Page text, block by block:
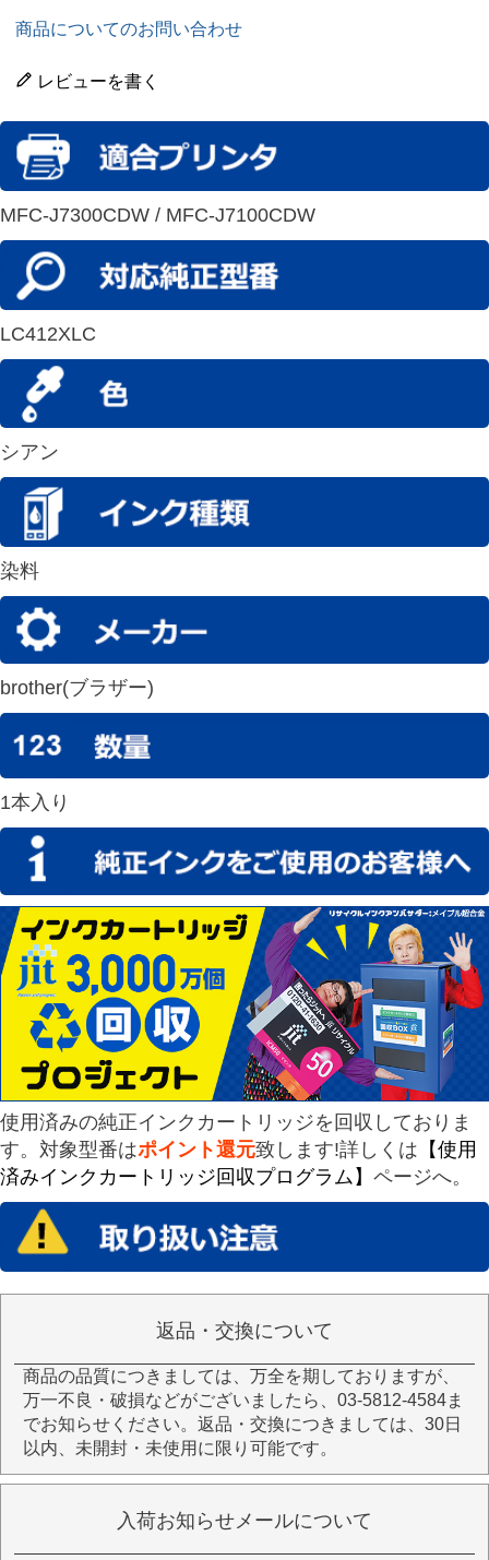
商品についてのお問い合わせ
レビューを書く
MFC-J7300CDW / MFC-J7100CDW
LC412XLC
シアン
染料
brother(ブラザー)
1本入り
使用済みの純正インクカートリッジを回収しておりま
す。対象型番はポイント還元致します!詳しくは 【使用
済みインクカートリッジ回収プログラム】 ページへ。
返品・交換について
商品の品質につきましては、万全を期しておりますが、
万一不良・破損などがございましたら、03-5812-4584ま
でお知らせください。返品・交換につきましては、30日
以内、未開封・未使用に限り可能です。
入荷お知らせメールについて